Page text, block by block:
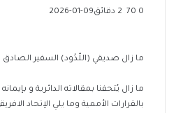
2026-01-09 0
ما زال صديقي (اللّدُود) السفير الصادق
ما زال يُتحفنا بمقالاته الدائرية و
بالقرارات الأممية وما يلي الإتحاد